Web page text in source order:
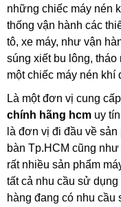
những chiếc máy nén
thống vận hành các
tô, xe máy, như vận
súng xiết bu lông,
một chiếc máy nén khí
Là một đơn vị cung
chính hãng hcm uy
là đơn vị đi đầu về
bàn Tp.HCM cũng
rất nhiều sản phẩm
tất cả nhu cầu sử
hàng đang có nhu cầu